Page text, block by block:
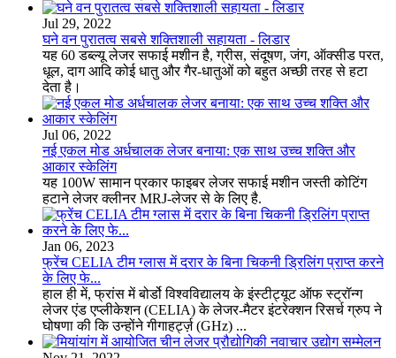
Jul 29, 2022
घने वन पुरातत्व सबसे शक्तिशाली सहायता - लिडार
यह 60 डब्ल्यू लेजर सफाई मशीन है, ग्रीस, संदूषण, जंग, ऑक्सीड परत,
धूल, दाग आदि कोई धातु और गैर-धातुओं को बहुत अच्छी तरह से हटा
देता है।
Jul 06, 2022
नई एकल मोड अर्धचालक लेजर बनाया: एक साथ उच्च शक्ति और
आकार स्केलिंग
यह 100W सामान प्रकार फाइबर लेजर सफाई मशीन जस्ती कोटिंग
हटाने लेजर क्लीनर MRJ-लेजर से के लिए है.
Jan 06, 2023
फ्रेंच CELIA टीम ग्लास में दरार के बिना चिकनी ड्रिलिंग प्राप्त करने
के लिए फे...
हाल ही में, फ्रांस में बोर्डो विश्वविद्यालय के इंस्टीट्यूट ऑफ स्ट्रॉन्ग
लेजर एंड एप्लीकेशन (CELIA) के लेजर-मैटर इंटरेक्शन रिसर्च ग्रुप ने
घोषणा की कि उन्होंने गीगाहर्ट्ज़ (GHz) ...